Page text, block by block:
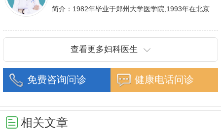
异位症、多囊卵巢等疾病的诊治,宫腹腔镜手术,盆底
简介：1982年毕业于郑州大学医学院,1993年在北京
查看更多妇科医生
免费咨询问诊 健康电话问诊
相关文章